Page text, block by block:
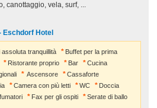
canottaggio, vela, surf, ...
Eschdorf Hotel
assoluta tranquillità
Buffet per la prima
Ristorante proprio Bar
Cucina
Ascensore
Cassaforte
Camera con più letti WC
Doccia
Fax per gli ospiti Serate di ballo